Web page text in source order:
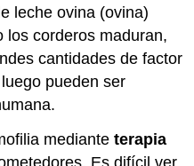
leche ovina (ovina)
los corderos maduran,
cantidades de factor
pueden ser
medianteterapia